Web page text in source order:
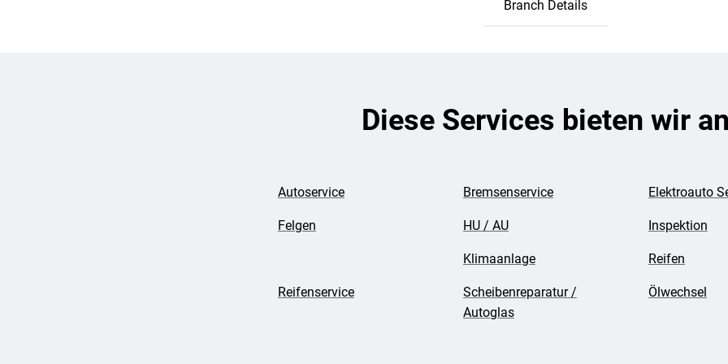
Branch Details
Diese Services bieten wir an
Autoservice Bremsenservice Elektroauto
Felgen HU / AU Inspektion
Klimaanlage Reifen
Reifenservice
Scheibenreparatur /
Autoglas
Ölwechsel